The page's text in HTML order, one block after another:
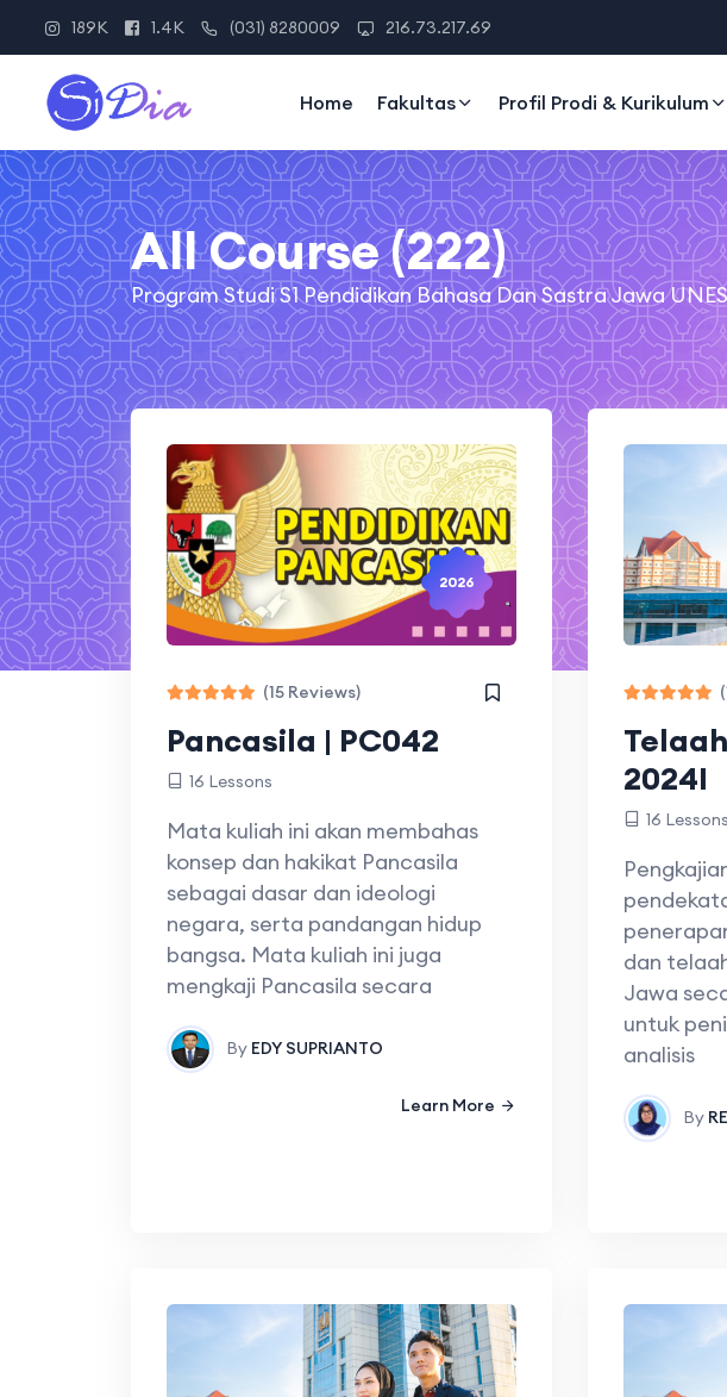
189K 1.4K (031) 8280009 216.73.217.69
Home Fakultas Profil Prodi & Kurikulum
All Course (222)
Program Studi S1 Pendidikan Bahasa Dan Sastra Jawa
2026
(15 Reviews)
Pancasila | PC042
16 Lessons
Mata kuliah ini akan membahas
konsep dan hakikat Pancasila
sebagai dasar dan ideologi
negara, serta pandangan hidup
bangsa. Mata kuliah ini juga
mengkaji Pancasila secara
By EDY SUPRIANTO
Learn More
2024I
16 Lessons
dan
Jawa
untuk
analisis
By